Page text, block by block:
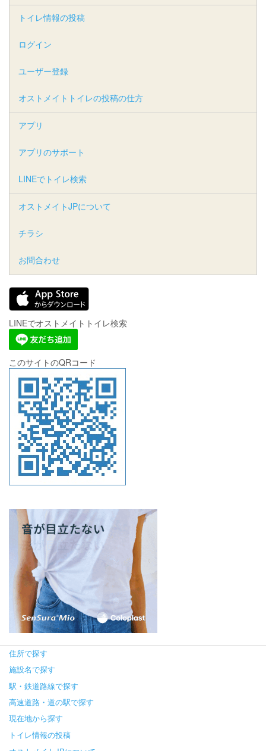
トイレ情報の投稿
ログイン
ユーザー登録
オストメイトトイレの投稿の仕方
アプリ
アプリのサポート
LINEでトイレ検索
オストメイトJPについて
チラシ
お問合わせ
LINEでオストメイトトイレ検索
このサイトのQRコード
住所で探す
施設名で探す
駅・鉄道路線で探す
高速道路・道の駅で探す
現在地から探す
トイレ情報の投稿